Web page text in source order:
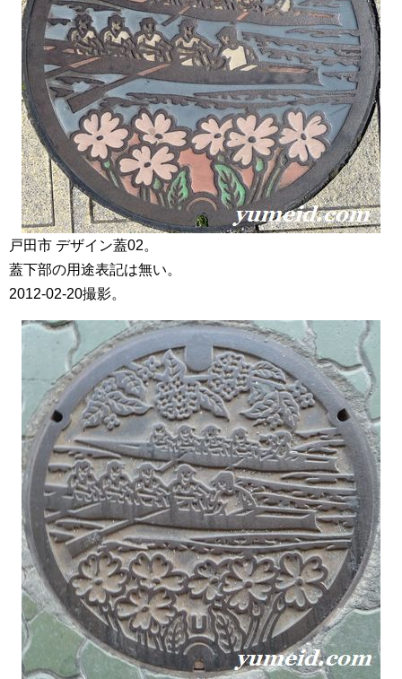
戸田市 デザイン蓋02。
蓋下部の用途表記は無い。
2012-02-20撮影。